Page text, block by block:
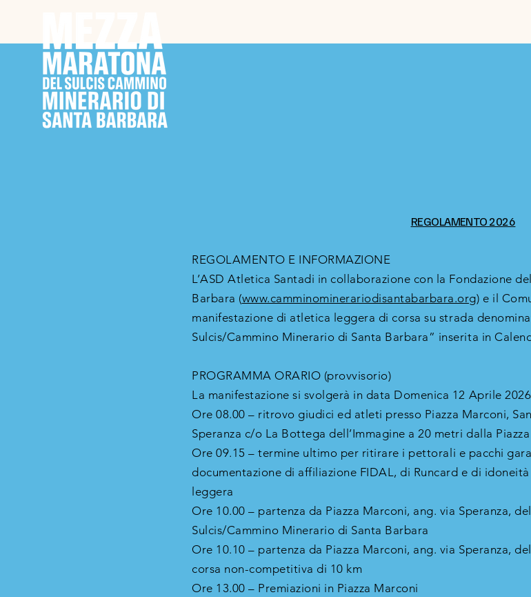
REGOLAMENTO 2026
REGOLAMENTO E INFORMAZIONE
L’ASD Atletica Santadi in collaborazione con la Fondazione
Barbara (www.camminominerariodisantabarbara.org) e il
manifestazione di atletica leggera di corsa su strada
Sulcis/Cammino Minerario di Santa Barbara” inserita in
PROGRAMMA ORARIO (provvisorio)
La manifestazione si svolgerà in data Domenica 12 Aprile 2026
Ore 08.00 – ritrovo giudici ed atleti presso Piazza Marconi,
Speranza c/o La Bottega dell’Immagine a 20 metri dalla
Ore 09.15 – termine ultimo per ritirare i pettorali e pacchi
documentazione di affiliazione FIDAL, di Runcard e di
leggera
Ore 10.00 – partenza da Piazza Marconi, ang. via Speranza,
Sulcis/Cammino Minerario di Santa Barbara
Ore 10.10 – partenza da Piazza Marconi, ang. via Speranza,
corsa non-competitiva di 10 km
Ore 13.00 – Premiazioni in Piazza Marconi